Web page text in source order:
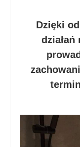
Dzięki